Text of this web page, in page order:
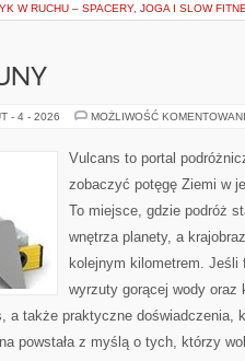
W RUCHU – SPACERY, JOGA I SLOW
- 4 - 2026 MOŻLIWOŚĆ
Vulcans to portal
zobaczyć potęgę Ziemi w
To miejsce, gdzie podróż
wnętrza planety, a
kolejnym kilometrem. Jeśli
wyrzuty gorącej wody oraz
a także praktyczne doświadczenia,
powstała z myślą o tych, którzy